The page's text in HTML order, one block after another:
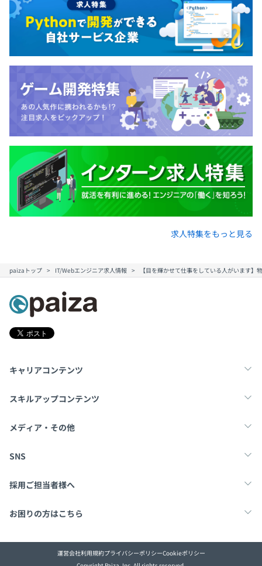
・コードレビューの実施
・外部メンター制度
- 希望者は年2回の面談を行っています。
書籍購入、セミナー・勉強会参加などは経費として認めて
います。（要事前申請）
エンジニアは全員、21インチ以上のモニターを2台以上利
用しています。
中には3台利用する人も。
机は150センチ以上で広々としています。SSDの最新PCで
- モニター、キーボード、マウス等購入補助あり
プロジェクトごとに選択、オブジェクト指向、アジャイ
Docker
給与改定：年1回
厚生年金 健康保険 雇用保険 労災保険
3カ月
あり
キャリアコンサルティング制度の有無及びその内容
・外部のキャリアコンサルに来社していただき、希望者
は半年に1度の面談を行っております。
社内検定等の制度の有無及びその内容
なし
前年度の月平均所定外労働時間の実績
18.5時間
前年度の有給休暇の平均取得日数
11.44日
前事業年度の育児休業取得者数／出産者数
役員100.0%
管理職33.3%
求人特集をもっと見る
paizaトップ IT/Webエンジニア求人情報 【目を輝かせて仕事をしている人がいます
キャリアコンテンツ
転職・キャリア
スキルアップコンテンツ
学習
メディア・その他
Tech Team Journal
SNS
X
採用ご担当者様へ
採用・教育をお考えの企業様へ
お困りの方はこちら
paizaとは？ お問い合わせ・FAQ
運営会社利用規約プライバシーポリシーCookieポリシー